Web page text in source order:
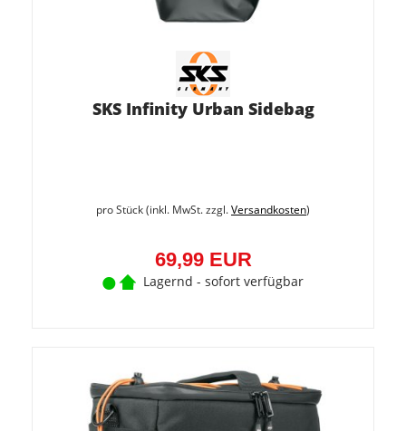
SKS Infinity Urban Sidebag
pro Stück (inkl. MwSt. zzgl.Versandkosten)
69,99 EUR
Lagernd - sofort verfügbar